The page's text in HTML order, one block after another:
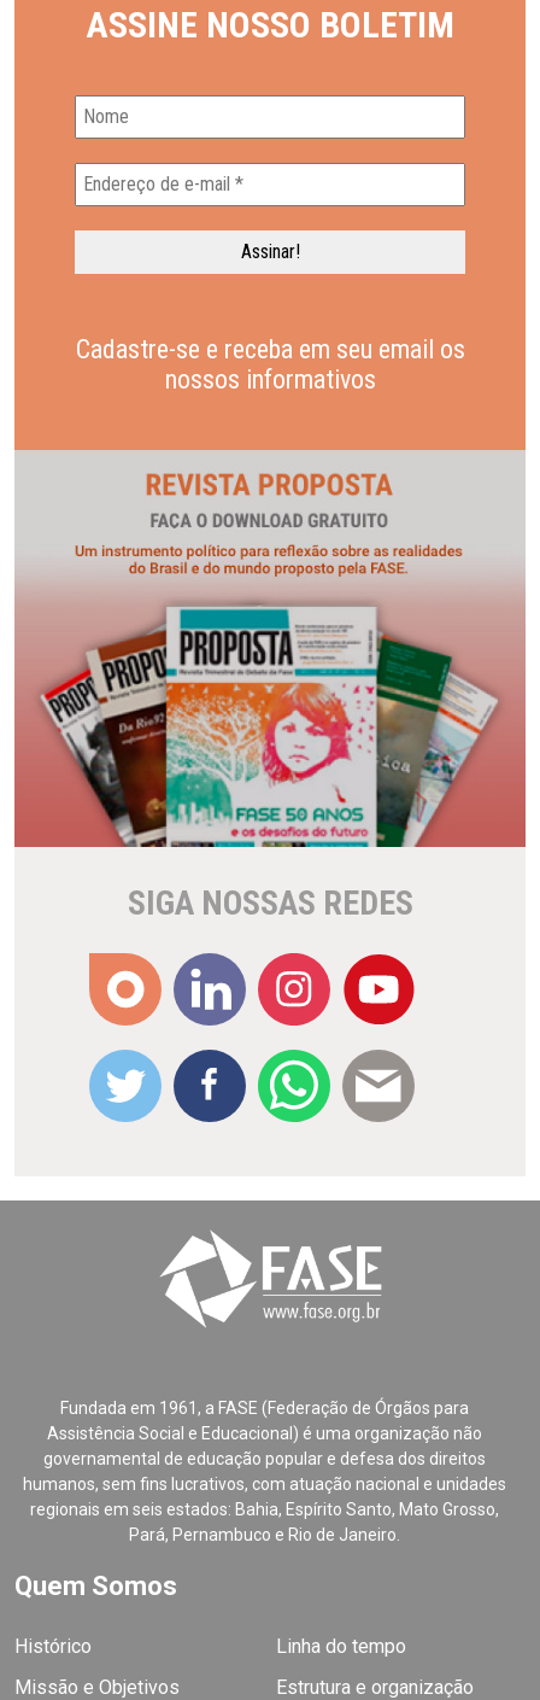
ASSINE NOSSO BOLETIM
Cadastre-se e receba em seu email os
nossos informativos
SIGA NOSSAS REDES
Fundada em 1961, a FASE (Federação de Órgãos para
Assistência Social e Educacional) é uma organização não
governamental de educação popular e defesa dos direitos
humanos, sem fins lucrativos, com atuação nacional e unidades
regionais em seis estados: Bahia, Espírito Santo, Mato Grosso,
Pará, Pernambuco e Rio de Janeiro.
Quem Somos
Histórico
Linha do tempo
Missão e Objetivos
Estrutura e organização